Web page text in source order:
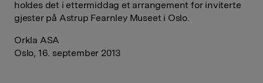
holdes det i ettermiddag et arrangement for inviterte
gjester på Astrup Fearnley Museet i Oslo.
Orkla ASA
Oslo, 16. september 2013